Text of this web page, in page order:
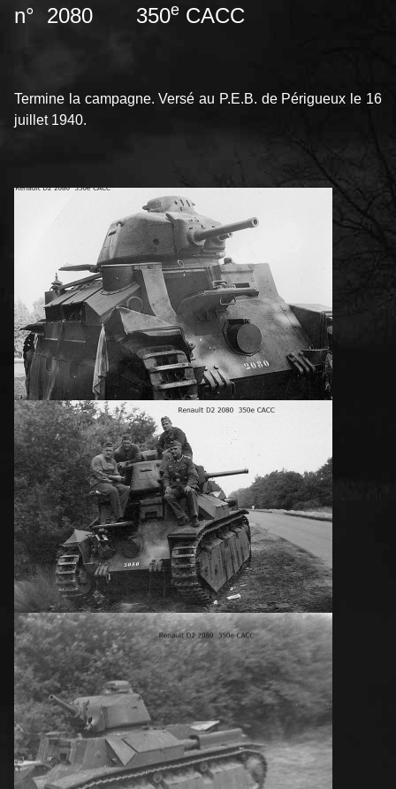
n° 2080 350e CACC
Termine la campagne. Versé au P.E.B. de Périgueux le 16
juillet 1940.